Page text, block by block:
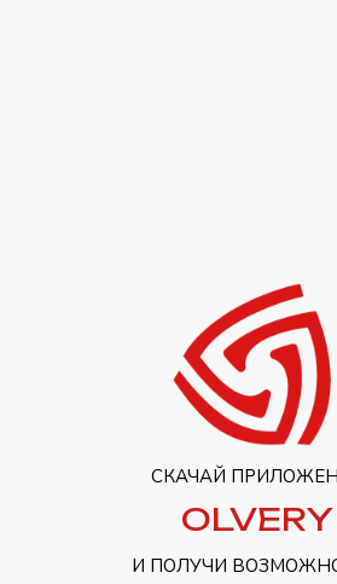
СКАЧАЙ
OLVERY
И ПОЛУЧИ